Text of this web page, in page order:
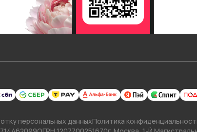
персональных данныхПолитика